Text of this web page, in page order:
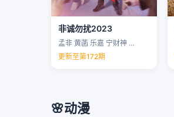
非诚勿扰2023
孟非 黄菡 乐嘉 宁财神 …
更新至第172期
🌸动漫